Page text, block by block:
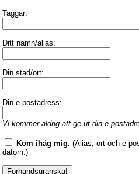
Taggar:
Ditt namn/alias:
Din stad/ort:
Din e-postadress:
Vi kommer aldrig att ge ut din e-
Kom ihåg mig. (Alias, ort och e-
datorn.)